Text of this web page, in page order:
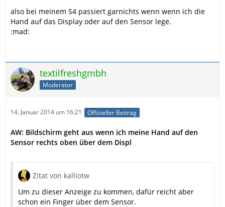
also bei meinem S4 passiert garnichts wenn wenn ich die
Hand auf das Display oder auf den Sensor lege.
:mad:
textilfreshgmbh
Moderator
14. Januar 2014 um 16:21 Offizieller Beitrag
AW: Bildschirm geht aus wenn ich meine Hand auf den
Sensor rechts oben über dem Displ
Zitat von kalliotw
Um zu dieser Anzeige zu kommen, dafür reicht aber
schon ein Finger über dem Sensor.